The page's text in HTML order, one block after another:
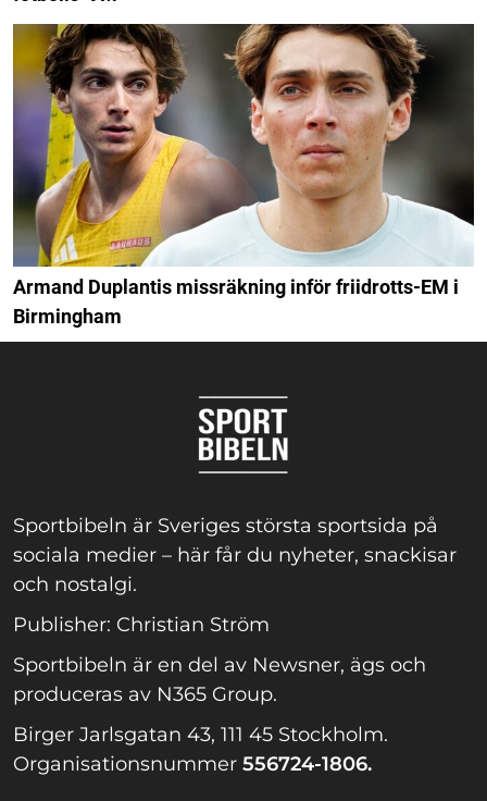
Armand Duplantis missräkning inför friidrotts-EM i
Birmingham
Sportbibeln är Sveriges största sportsida på
sociala medier – här får du nyheter, snackisar
och nostalgi.
Publisher: Christian Ström
Sportbibeln är en del av Newsner, ägs och
produceras av N365 Group.
Birger Jarlsgatan 43, 111 45 Stockholm.
Organisationsnummer 556724-1806.